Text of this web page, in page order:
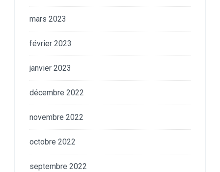
mars 2023
février 2023
janvier 2023
décembre 2022
novembre 2022
octobre 2022
septembre 2022